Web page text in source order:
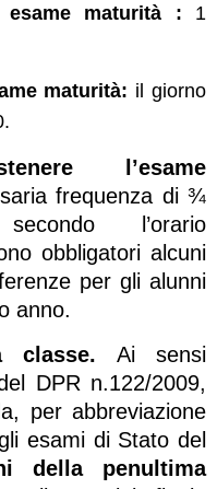
esame maturità : 1
maturità: il giorno
l’esame
frequenza di ¾
l’orario
obbligatori alcuni
per gli alunni
anno.
classe. Ai sensi
DPR n.122/2009,
per abbreviazione
esami di Stato del
della penultima